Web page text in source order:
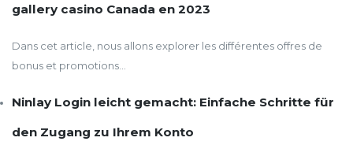
gallery casino Canada en 2023
Dans cet article, nous allons explorer les différentes offres de
bonus et promotions...
Ninlay Login leicht gemacht: Einfache Schritte für
den Zugang zu Ihrem Konto